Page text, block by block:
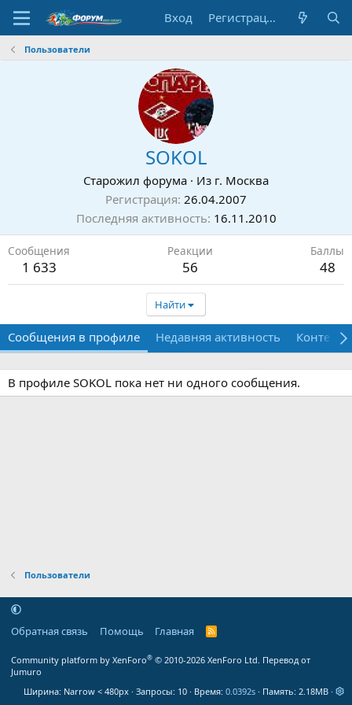
Вход Регистрация
Пользователи
SOKOL
Старожил форума · Из г. Москва
Регистрация 26.04.2007
Последняя активность 16.11.2010
Сообщения
1 633
Реакции
56
Баллы
48
Найти
Сообщения в профиле Недавняя активность Контент
В профиле SOKOL пока нет ни одного сообщения.
Пользователи
Обратная связь Помощь Главная
R
Community platform by XenForo® © 2010-2026 XenForo Ltd. Перевод от
Jumuro
Ширина
Запросы 10 Время 0.0392s Память 2.18MB